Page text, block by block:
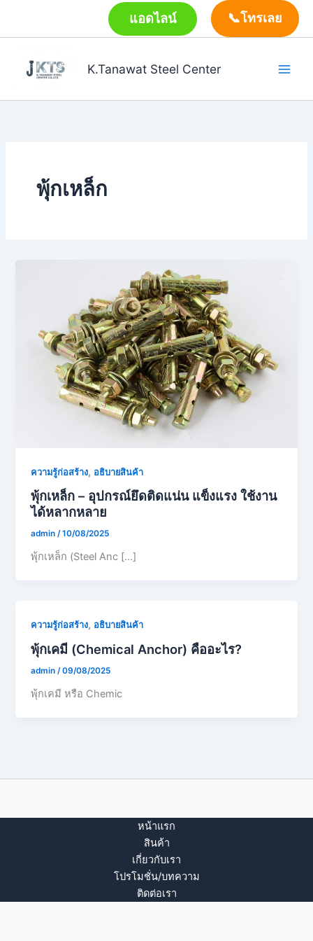
content
แอดไลน์ 📞โทรเลย
K.Tanawat Steel Center
พุ้กเหล็ก
ความรู้ก่อสร้าง, อธิบายสินค้า
พุ้กเหล็ก – อุปกรณ์ยึดติดแน่น แข็งแรง ใช้งาน
ได้หลากหลาย
admin/10/08/2025
พุ้กเหล็ก (Steel Anc […]
ความรู้ก่อสร้าง, อธิบายสินค้า
พุ้กเคมี (Chemical Anchor) คืออะไร?
admin /09/08/2025
พุ้กเคมี หรือ Chemic
หน้าแรก
สินค้า
เกี่ยวกับเรา
โปรโมชั่น/บทความ
ติดต่อเรา